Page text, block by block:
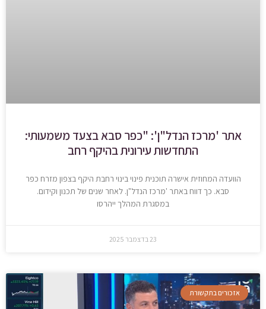
אתר 'מרכז הנדל"ן': "כפר סבא בצעד משמעותי:
התחדשות עירונית בהיקף רחב
הוועדה המחוזית אישרה תוכנית פינוי בינוי רחבת היקף בצפון מזרח כפר
סבא. כך דווח באתר 'מרכז הנדל"ן. לאחר שנים של תכנון וקידום.
במסגרת המהלך ייהרסו
23 בדצמבר 2025
אזכורים בתקשורת